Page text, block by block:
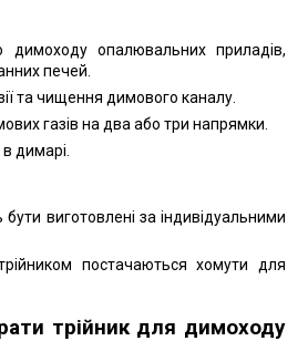
димоходу опалювальних приладів,
печей.
та чищення димового каналу.
газів на два або три напрямки.
димарі.
виготовлені за індивідуальними
постачаються хомути для
трійник для димоходу